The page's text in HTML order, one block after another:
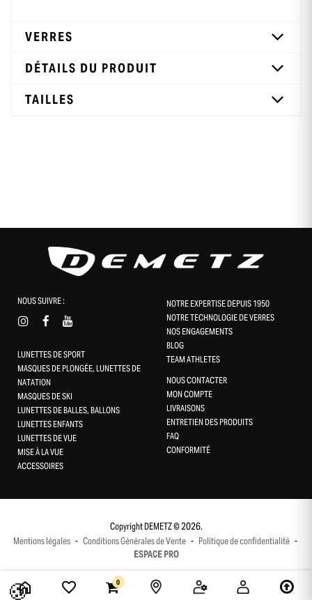
VERRES
DÉTAILS DU PRODUIT
TAILLES
NOUS SUIVRE :
LUNETTES DE SPORT
MASQUES DE PLONGÉE, LUNETTES DE
NATATION
MASQUES DE SKI
LUNETTES DE BALLES, BALLONS
LUNETTES ENFANTS
LUNETTES DE VUE
MISE À LA VUE
ACCESSOIRES
NOTRE EXPERTISE DEPUIS 1950
NOTRE TECHNOLOGIE DE VERRES
NOS ENGAGEMENTS
BLOG
TEAM ATHLETES
NOUS CONTACTER
MON COMPTE
LIVRAISONS
ENTRETIEN DES PRODUITS
FAQ
CONFORMITÉ
Copyright DEMETZ © 2026.
Mentions légales - Conditions Générales de Vente - Politique de confidentialité -
ESPACE PRO
0
Gestion des cookies
Ce site utilise des cookies et vous donne le contrôle sur ceux que
Tout refuser
Personnaliser
🍪